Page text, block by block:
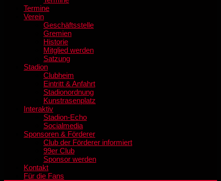
Termine
Verein
Geschäftsstelle
Gremien
Historie
Mitglied werden
Satzung
Stadion
Clubheim
Eintritt & Anfahrt
Stadionordnung
Kunstrasenplatz
Interaktiv
Stadion-Echo
Socialmedia
Sponsoren & Förderer
Club der Förderer informiert
99er Club
Sponsor werden
Kontakt
Für die Fans